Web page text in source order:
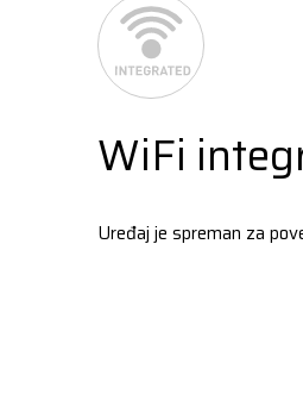
WiFi
Uređaj je spreman za